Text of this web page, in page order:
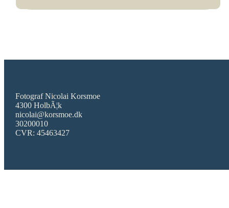
Fotograf Nicolai Korsmoe
4300 HolbÃ¦k
nicolai@korsmoe.dk
30200010
CVR: 45463427